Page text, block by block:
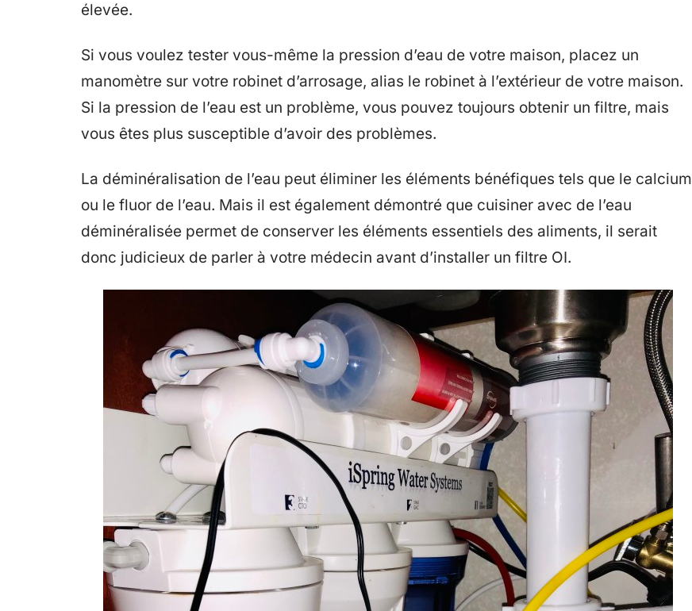
élevée.
Si vous voulez tester vous-même la pression d’eau de votre maison, placez un
manomètre sur votre robinet d’arrosage, alias le robinet à l’extérieur de votre maison.
Si la pression de l’eau est un problème, vous pouvez toujours obtenir un filtre, mais
vous êtes plus susceptible d’avoir des problèmes.
La déminéralisation de l’eau peut éliminer les éléments bénéfiques tels que le calcium
ou le fluor de l’eau. Mais il est également démontré que cuisiner avec de l’eau
déminéralisée permet de conserver les éléments essentiels des aliments, il serait
donc judicieux de parler à votre médecin avant d’installer un filtre OI.